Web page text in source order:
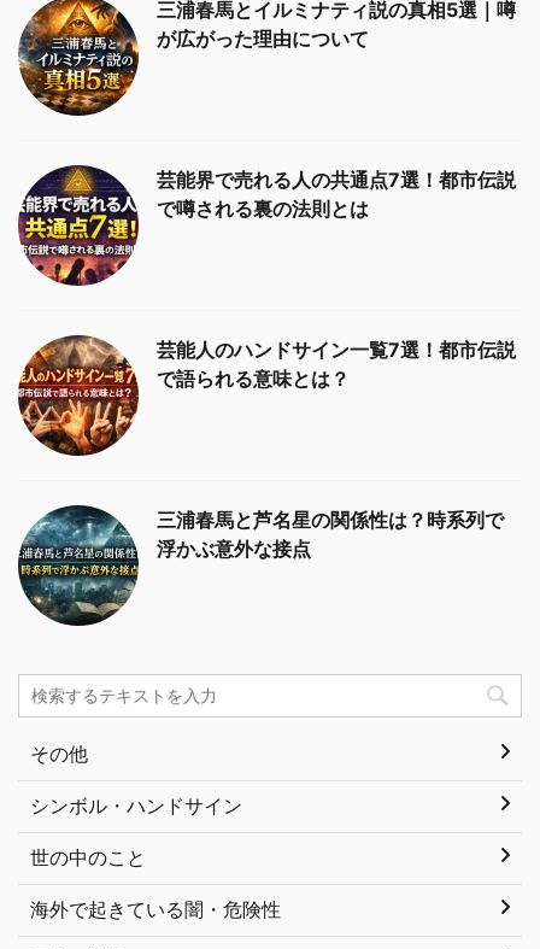
三浦春馬とイルミナティ説の真相5選｜噂
が広がった理由について
芸能界で売れる人の共通点7選！都市伝説
で噂される裏の法則とは
芸能人のハンドサイン一覧7選！都市伝説
で語られる意味とは？
三浦春馬と芦名星の関係性は？時系列で
浮かぶ意外な接点
その他
シンボル・ハンドサイン
世の中のこと
海外で起きている闇・危険性